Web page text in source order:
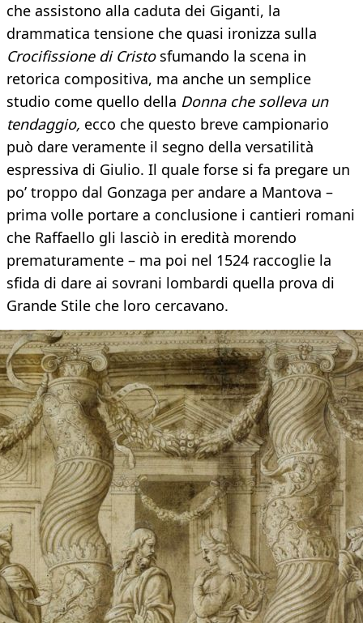
che assistono alla caduta dei Giganti, la
drammatica tensione che quasi ironizza sulla
Crocifissione di Cristosfumando la scena in
retorica compositiva, ma anche un semplice
studio come quello della Donna che solleva un
tendaggio, ecco che questo breve campionario
può dare veramente il segno della versatilità
espressiva di Giulio. Il quale forse si fa pregare un
po’ troppo dal Gonzaga per andare a Mantova –
prima volle portare a conclusione i cantieri romani
che Raffaello gli lasciò in eredità morendo
prematuramente – ma poi nel 1524 raccoglie la
sfida di dare ai sovrani lombardi quella prova di
Grande Stile che loro cercavano.